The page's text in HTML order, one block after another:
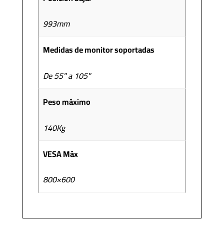
993mm
Medidas de monitor soportadas
De 55" a 105"
Peso máximo
140Kg
VESA Máx
800×600